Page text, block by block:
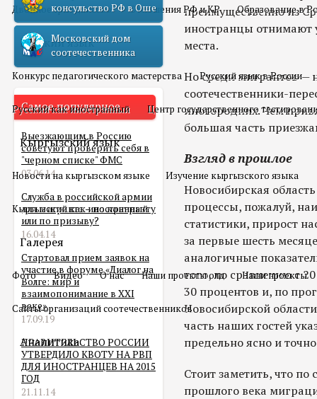
Двойное гражданство Отношения РФ и КР Образование в
Русский язык
Конкурс педагогического мастерства Русский язык в России
Русский как иностранный Центр государственного
Кыргызский язык
Новости на кыргызском языке Изучение кыргызского языка
Кыргызский как иностранный
Галерея
Фото Видео О нас Наши проекты олд Наши проекты
Сайты организаций соотечественников
Аналитика
консульство РФ в Оше
Московский дом
соотечественника
Самое популярное
Выезжающим в Россию
советуют проверить себя в
"черном списке" ФМС
03.06.14
Служба в российской армии
для мигранта – по контракту
или по призыву?
16.04.14
Стартовал прием заявок на
участие в форуме «Диалог на
Волге: мир и
взаимопонимание в XXI
веке»
17.09.19
ПРАВИТЕЛЬСТВО РОССИИ
УТВЕРДИЛО КВОТУ НА РВП
ДЛЯ ИНОСТРАНЦЕВ НА 2015
ГОД
21.11.14
преимущественно из
иностранцы отнимают
места.
Но среди мигрантов —
соотечественники-
иногородних. Чем
большая часть
Взгляд в прошлое
Новосибирская
процессы, пожалуй,
статистики, прирост
за первые шесть
аналогичные
того, по сравнению с
30 процентов и, по
Новосибирской
часть наших гостей
предельно ясно и
Стоит заметить, что
прошлого века